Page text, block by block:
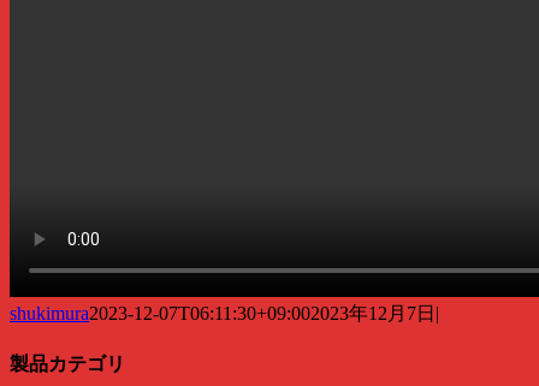
shukimura2023-12-07T06:11:30+09:002023年12月7日 |
製品カテゴリ